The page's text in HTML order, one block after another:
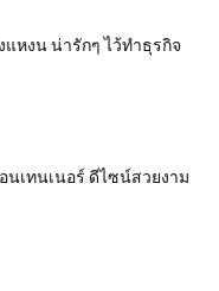
แหงน น่ารักๆ ไว้ทำธุรกิจ
นเทนเนอร์ ดีไซน์สวยงาม